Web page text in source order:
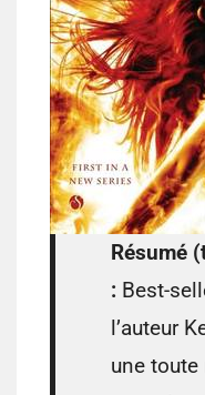
Résumé
: Best-
l’auteur
une